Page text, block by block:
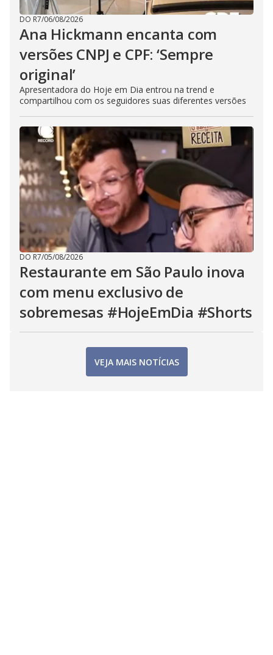
DO R7/06/08/2026
Ana Hickmann encanta com
versões CNPJ e CPF: ‘Sempre
original’
Apresentadora do Hoje em Dia entrou na trend e
compartilhou com os seguidores suas diferentes versões
DO R7/05/08/2026
Restaurante em São Paulo inova
com menu exclusivo de
sobremesas #HojeEmDia #Shorts
VEJA MAIS NOTÍCIAS